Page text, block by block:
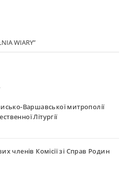
WIARY”
Варшавської митрополії
Літургії
членів Комісії зі Справ Родин